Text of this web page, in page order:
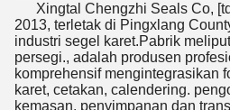
Tinggalkan
Kami akan segera
Anda
Xingtal Chengzhi Seals Co,
2013, terletak di Pingxlang
industri segel karet.Pabrik
persegi., adalah produsen
komprehensif mengintegrasikan
karet, cetakan, calendering.
kemasan. penyimpanan dan